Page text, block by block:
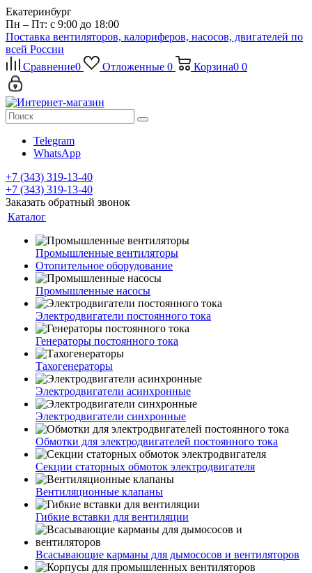
Екатеринбург
Пн – Пт: с 9:00 до 18:00
Поставка вентиляторов, калориферов, насосов, двигателей по
всей России
Сравнение0 Отложенные 0 Корзина0 0
Telegram
WhatsApp
+7 (343) 319-13-40
+7 (343) 319-13-40
Заказать обратный звонок
Каталог
Промышленные вентиляторы
Отопительное оборудование
Промышленные насосы
Электродвигатели постоянного тока
Генераторы постоянного тока
Тахогенераторы
Электродвигатели асинхронные
Электродвигатели синхронные
Обмотки для электродвигателей постоянного тока
Секции статорных обмоток электродвигателя
Вентиляционные клапаны
Гибкие вставки для вентиляции
Всасывающие карманы для дымососов и вентиляторов